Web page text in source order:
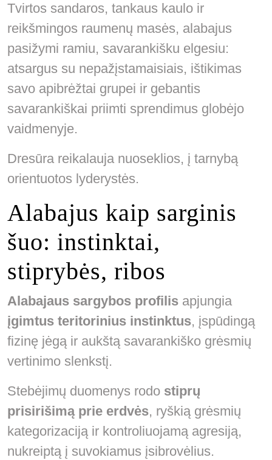
Tvirtos sandaros, tankaus kaulo ir
reikšmingos raumenų masės, alabajus
pasižymi ramiu, savarankišku elgesiu:
atsargus su nepažįstamaisiais, ištikimas
savo apibrėžtai grupei ir gebantis
savarankiškai priimti sprendimus globėjo
vaidmenyje.
Dresūra reikalauja nuoseklios, į tarnybą
orientuotos lyderystės.
Alabajus kaip sarginis
šuo: instinktai,
stiprybės, ribos
Alabajaus sargybos profilis apjungia
įgimtus teritorinius instinktus, įspūdingą
fizinę jėgą ir aukštą savarankiško grėsmių
vertinimo slenkstį.
Stebėjimų duomenys rodo stiprų
prisirišimą prie erdvės, ryškią grėsmių
kategorizaciją ir kontroliuojamą agresiją,
nukreiptą į suvokiamus įsibrovėlius.